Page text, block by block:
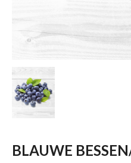
BLAUWE